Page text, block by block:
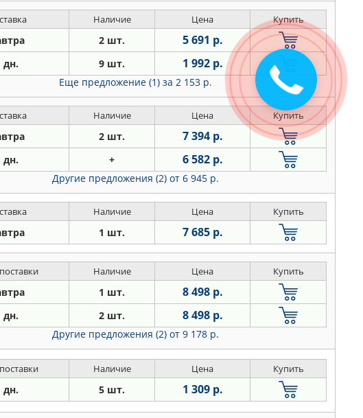
Наличие Цена Купить
2 шт. 5 691 р.
дн. 9 шт. 1 992 р.
Еще предложение (1) за 2 153 р.
Наличие Цена Купить
2 шт. 7 394 р.
дн. + 6 582 р.
Другие предложения (2) от 6 945 р.
Наличие Цена Купить
1 шт. 7 685 р.
Наличие Цена Купить
1 шт. 8 498 р.
дн. 2 шт. 8 498 р.
Другие предложения (2) от 9 178 р.
Наличие Цена Купить
дн. 5 шт. 1 309 р.
Закажите
звонок